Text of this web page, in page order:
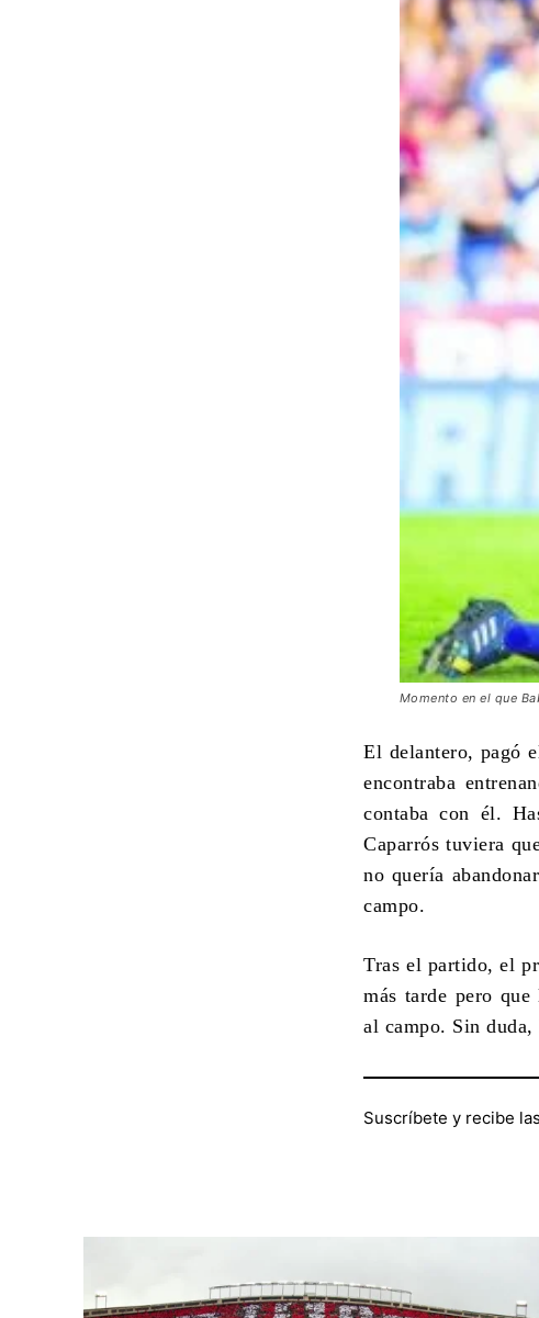
Momento en el que
El delantero, pagó
encontraba
contaba con él.
Caparrós tuviera
no quería
campo.
Tras el partido, el
más tarde pero
al campo. Sin
Suscríbete y recibe